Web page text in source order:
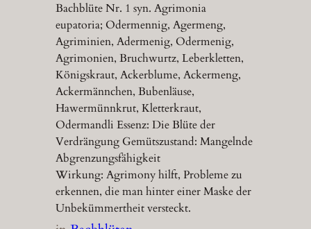
Bachblüte Nr. 1 syn. Agrimonia
eupatoria; Odermennig, Agermeng,
Agriminien, Adermenig, Odermenig,
Agrimonien, Bruchwurtz, Leberkletten,
Königskraut, Ackerblume, Ackermeng,
Ackermännchen, Bubenläuse,
Hawermünnkrut, Kletterkraut,
Odermandli Essenz: Die Blüte der
Verdrängung Gemütszustand: Mangelnde
Abgrenzungsfähigkeit
Wirkung: Agrimony hilft, Probleme zu
erkennen, die man hinter einer Maske der
Unbekümmertheit versteckt.